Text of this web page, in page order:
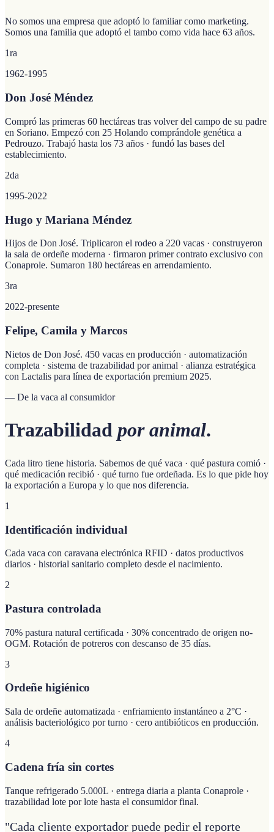
No somos una empresa que adoptó lo familiar como marketing.
Somos una familia que adoptó el tambo como vida hace 63 años.
1ra
1962-1995
Don José Méndez
Compró las primeras 60 hectáreas tras volver del campo de su padre
en Soriano. Empezó con 25 Holando comprándole genética a
Pedrouzo. Trabajó hasta los 73 años · fundó las bases del
establecimiento.
2da
1995-2022
Hugo y Mariana Méndez
Hijos de Don José. Triplicaron el rodeo a 220 vacas · construyeron
la sala de ordeñe moderna · firmaron primer contrato exclusivo con
Conaprole. Sumaron 180 hectáreas en arrendamiento.
3ra
2022-presente
Felipe, Camila y Marcos
Nietos de Don José. 450 vacas en producción · automatización
completa · sistema de trazabilidad por animal · alianza estratégica
con Lactalis para línea de exportación premium 2025.
— De la vaca al consumidor
Trazabilidad por animal.
Cada litro tiene historia. Sabemos de qué vaca · qué pastura comió ·
qué medicación recibió · qué turno fue ordeñada. Es lo que pide hoy
la exportación a Europa y lo que nos diferencia.
1
Identificación individual
Cada vaca con caravana electrónica RFID · datos productivos
diarios · historial sanitario completo desde el nacimiento.
2
Pastura controlada
70% pastura natural certificada · 30% concentrado de origen no-
OGM. Rotación de potreros con descanso de 35 días.
3
Ordeñe higiénico
Sala de ordeñe automatizada · enfriamiento instantáneo a 2°C ·
análisis bacteriológico por turno · cero antibióticos en producción.
4
Cadena fría sin cortes
Tanque refrigerado 5.000L · entrega diaria a planta Conaprole ·
trazabilidad lote por lote hasta el consumidor final.
"Cada cliente exportador puede pedir el reporte